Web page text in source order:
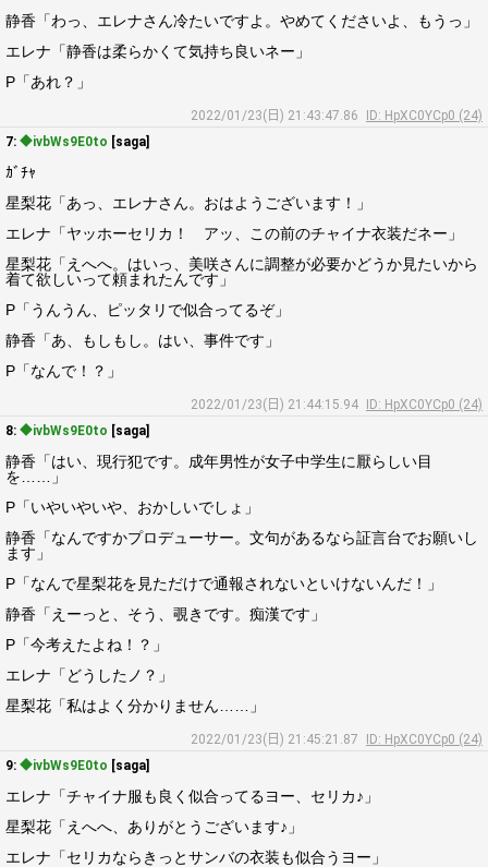
静香「わっ、エレナさん冷たいですよ。やめてくださいよ、もうっ」
エレナ「静香は柔らかくて気持ち良いネー」
P「あれ？」
2022/01/23(日) 21:43:47.86
ID: HpXC0YCp0 (24)
7: ◆ivbWs9E0to [saga]
ｶﾞﾁｬ
星梨花「あっ、エレナさん。おはようございます！」
エレナ「ヤッホーセリカ！ アッ、この前のチャイナ衣装だネー」
星梨花「えへへ。はいっ、美咲さんに調整が必要かどうか見たいから
着て欲しいって頼まれたんです」
P「うんうん、ピッタリで似合ってるぞ」
静香「あ、もしもし。はい、事件です」
P「なんで！？」
2022/01/23(日) 21:44:15.94
ID: HpXC0YCp0 (24)
8: ◆ivbWs9E0to [saga]
静香「はい、現行犯です。成年男性が女子中学生に厭らしい目
を……」
P「いやいやいや、おかしいでしょ」
静香「なんですかプロデューサー。文句があるなら証言台でお願いし
ます」
P「なんで星梨花を見ただけで通報されないといけないんだ！」
静香「えーっと、そう、覗きです。痴漢です」
P「今考えたよね！？」
エレナ「どうしたノ？」
星梨花「私はよく分かりません……」
2022/01/23(日) 21:45:21.87
ID: HpXC0YCp0 (24)
9: ◆ivbWs9E0to [saga]
エレナ「チャイナ服も良く似合ってるヨー、セリカ♪」
星梨花「えへへ、ありがとうございます♪」
エレナ「セリカならきっとサンバの衣装も似合うヨー」